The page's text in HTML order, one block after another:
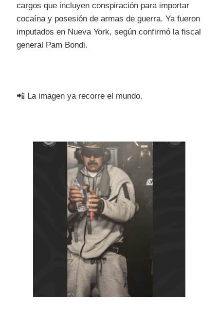
cargos que incluyen conspiración para importar
cocaína y posesión de armas de guerra. Ya fueron
imputados en Nueva York, según confirmó la fiscal
general Pam Bondi.
📲 La imagen ya recorre el mundo.